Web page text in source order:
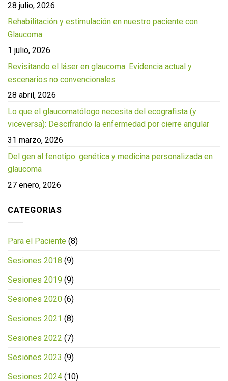
28 julio, 2026
Rehabilitación y estimulación en nuestro paciente con
Glaucoma
1 julio, 2026
Revisitando el láser en glaucoma. Evidencia actual y
escenarios no convencionales
28 abril, 2026
Lo que el glaucomatólogo necesita del ecografista (y
viceversa): Descifrando la enfermedad por cierre angular
31 marzo, 2026
Del gen al fenotipo: genética y medicina personalizada en
glaucoma
27 enero, 2026
CATEGORIAS
Para el Paciente (8)
Sesiones 2018 (9)
Sesiones 2019 (9)
Sesiones 2020 (6)
Sesiones 2021 (8)
Sesiones 2022 (7)
Sesiones 2023 (9)
Sesiones 2024 (10)